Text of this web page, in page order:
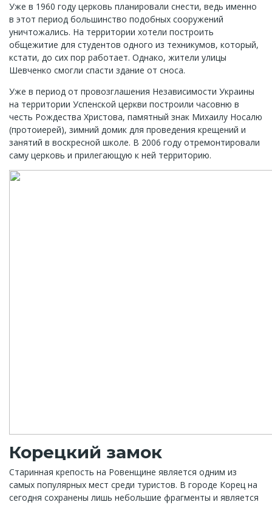
Уже в 1960 году церковь планировали снести, ведь именно
в этот период большинство подобных сооружений
уничтожались. На территории хотели построить
общежитие для студентов одного из техникумов, который,
кстати, до сих пор работает. Однако, жители улицы
Шевченко смогли спасти здание от сноса.
Уже в период от провозглашения Независимости Украины
на территории Успенской церкви построили часовню в
честь Рождества Христова, памятный знак Михаилу Носалю
(протоиерей), зимний домик для проведения крещений и
занятий в воскресной школе. В 2006 году отремонтировали
саму церковь и прилегающую к ней территорию.
Корецкий замок
Старинная крепость на Ровенщине является одним из
самых популярных мест среди туристов. В городе Корец на
сегодня сохранены лишь небольшие фрагменты и является